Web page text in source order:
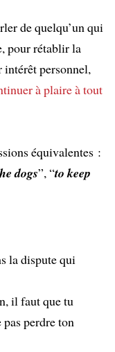
de quelqu’un qui
pour rétablir la
intérêt personnel,
à plaire à tout
équivalentes :
dogs”, “to keep
la dispute qui
il faut que tu
pas perdre ton